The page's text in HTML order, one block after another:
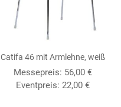
Catifa 46 mit Armlehne, weiß
Messepreis: 56,00€
Eventpreis:22,00€